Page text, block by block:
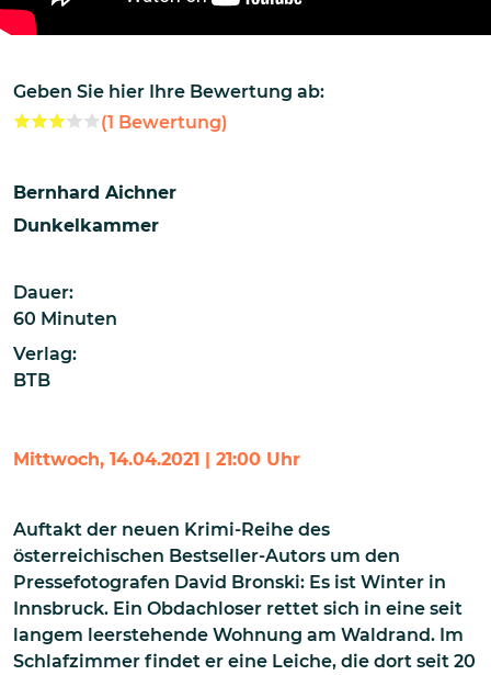
Geben Sie hier Ihre Bewertung ab:
(1 Bewertung)
Bernhard Aichner
Dunkelkammer
Dauer:
60 Minuten
Verlag:
BTB
Mittwoch, 14.04.2021 | 21:00 Uhr
Auftakt der neuen Krimi-Reihe des
österreichischen Bestseller-Autors um den
Pressefotografen David Bronski: Es ist Winter in
Innsbruck. Ein Obdachloser rettet sich in eine seit
langem leerstehende Wohnung am Waldrand. Im
Schlafzimmer findet er eine Leiche, die dort seit 20